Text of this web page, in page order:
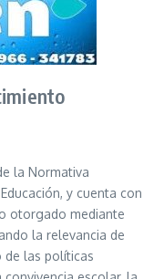
la Normativa
y cuenta con
otorgado mediante
la relevancia de
de las políticas